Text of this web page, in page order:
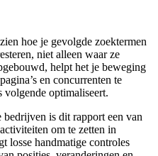
hoe je gevolgde zoektermen
niet alleen waar ze
helpt het je beweging
en concurrenten te
volgende optimaliseert.
is dit rapport een van
om te zetten in
losse handmatige controles